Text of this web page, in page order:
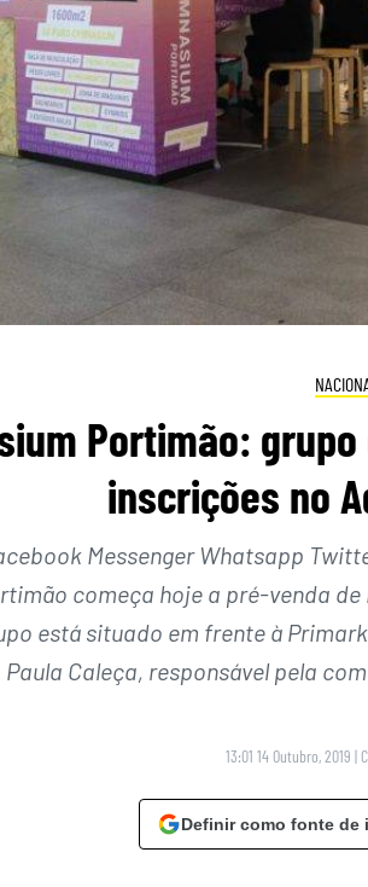
Portimão:
inscrições no
Messenger Whatsapp
começa hoje a pré-venda
está situado em frente à
Paula Caleça, responsável pela
13:01 14 Outubro, 2019 |
Definir como fonte de